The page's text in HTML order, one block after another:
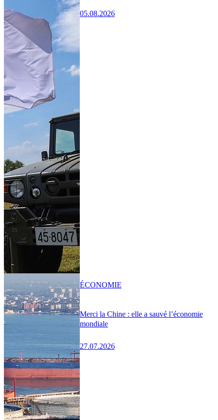
05.08.2026
Merci la Chine : elle a sauvé l’économie
mondiale
27.07.2026
ÉCONOMIE